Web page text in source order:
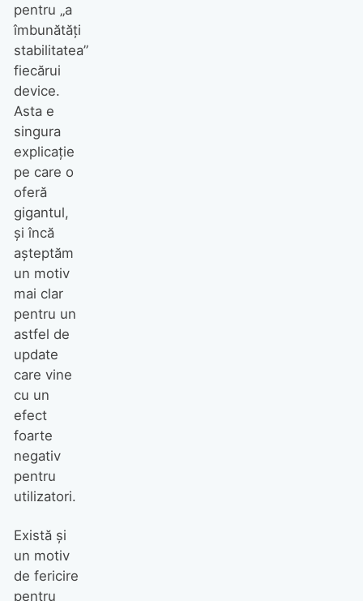
pentru „a
îmbunătăți
stabilitatea”
fiecărui
device.
Asta e
singura
explicație
pe care o
oferă
gigantul,
și încă
așteptăm
un motiv
mai clar
pentru un
astfel de
update
care vine
cu un
efect
foarte
negativ
pentru
utilizatori.
Există și
un motiv
de fericire
pentru